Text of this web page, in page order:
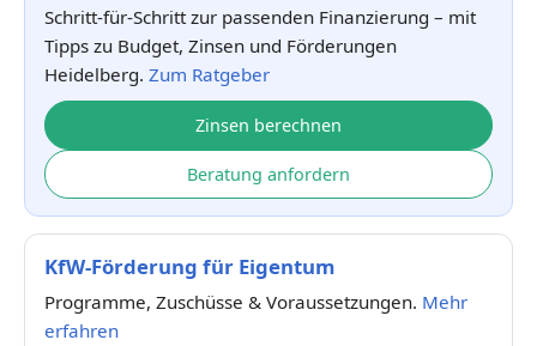
Schritt-für-Schritt zur passenden Finanzierung – mit
Tipps zu Budget, Zinsen und Förderungen
Heidelberg. Zum Ratgeber
Zinsen berechnen
Beratung anfordern
KfW-Förderung für Eigentum
Programme, Zuschüsse & Voraussetzungen. Mehr
erfahren